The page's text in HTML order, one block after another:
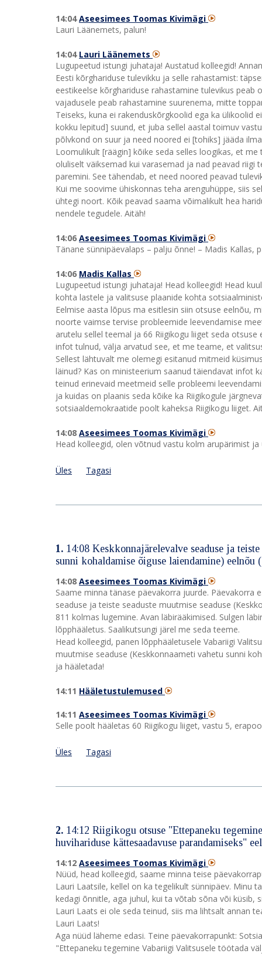
14:04Aseesimees Toomas Kivimägi
Lauri Läänemets, palun!
14:04 Lauri Läänemets
Lugupeetud istungi juhataja! Austatud kolleegid!
Eesti kõrghariduse tulevikku ja selle rahastamist:
eestikeelse kõrghariduse rahastamine tulevikus
vajadusele peab rahastamine suurenema, mitte
Teiseks, kuna ei rakenduskõrgkoolid ega ka ülikoolid
kokku lepitud] suund, et juba sellel aastal toimuv
põlvkond on suur ja need noored ei [tohiks] jääda
Loomulikult [räägin] kõike seda selles loogikas, et
oluliselt väiksemad kui varasemad ja nad peavad
paremini. See tähendab, et need noored peavad
Kui me soovime ühiskonnas teha arenguhüppe, siis
ühtegi noort. Kõik peavad saama võimalikult hea
nendele tegudele. Aitäh!
14:06 Aseesimees Toomas Kivimägi
Tänane sünnipäevalaps – palju õnne! – Madis Kallas,
14:06 Madis Kallas
Lugupeetud istungi juhataja! Head kolleegid! Head
kohta lastele ja valitsuse plaanide kohta
Eelmise aasta lõpus ma esitlesin siin otsuse eelnõu,
noorte vaimse tervise probleemide leevendamise
arutelu sellel teemal ja 66 Riigikogu liiget seda
infot tulnud, välja arvatud see, et me teame, et
Sellest lähtuvalt me olemegi esitanud mitmeid
läinud? Kas on ministeerium saanud täiendavat infot
teinud erinevaid meetmeid selle probleemi
ja kuidas on plaanis seda kõike ka Riigikogule
sotsiaaldemokraatide poolt kaheksa Riigikogu liiget.
14:08 Aseesimees Toomas Kivimägi
Head kolleegid, olen võtnud vastu kolm arupärimist ja
Üles Tagasi
1. 14:08 Keskkonnajärelevalve seaduse ja
sunni kohaldamise õiguse laiendamine) eelnõu
14:08 Aseesimees Toomas Kivimägi
Saame minna tänase päevakorra juurde. Päevakorra
seaduse ja teiste seaduste muutmise seaduse
811 kolmas lugemine. Avan läbirääkimised. Sulgen
lõpphääletus. Saalikutsungi järel me seda teeme.
Head kolleegid, panen lõpphääletusele Vabariigi
muutmise seaduse (Keskkonnaameti vahetu sunni
ja hääletada!
14:11 Hääletustulemused
14:11 Aseesimees Toomas Kivimägi
Selle poolt hääletas 60 Riigikogu liiget, vastu 5,
Üles Tagasi
2. 14:12 Riigikogu otsuse "Ettepaneku
huvihariduse kättesaadavuse parandamiseks"
14:12 Aseesimees Toomas Kivimägi
Nüüd, head kolleegid, saame minna teise
Lauri Laatsile, kellel on ka tegelikult sünnipäev. Minu
kedagi õnnitle, aga juhul, kui ta võtab sõna või küsib,
Lauri Laats ei ole seda teinud, siis ma lihtsalt annan
Lauri Laats!
Aga nüüd läheme edasi. Teine päevakorrapunkt:
"Ettepaneku tegemine Vabariigi Valitsusele töötada